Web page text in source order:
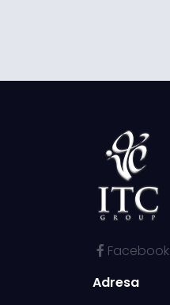
Facebook
Adresa